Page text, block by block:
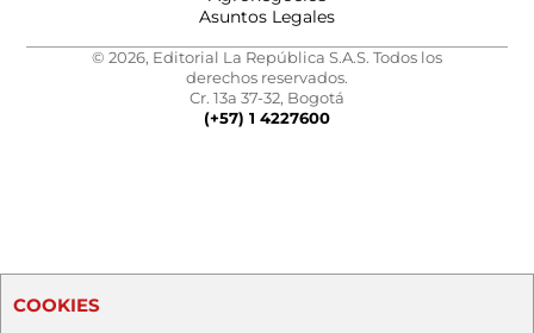
Asuntos Legales
© 2026, Editorial La República S.A.S. Todos los
derechos reservados.
Cr. 13a 37-32, Bogotá
(+57) 1 4227600
COOKIES